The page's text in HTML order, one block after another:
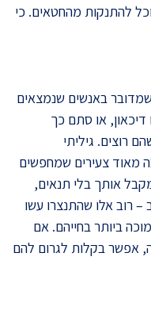
להתנקות מהחטאים. כי
באנשים שנמצאים
או סתם כך
רוצים. גיליתי
מאוד צעירים שמחפשים
אותך בלי תנאים,
רוב אלו שהתנצרו עשו
ביותר בחייהם. אם
אפשר בקלות לגרום להם